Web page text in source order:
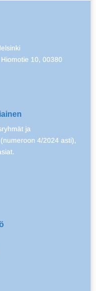
10, 00380
ja
4/2024 asti),